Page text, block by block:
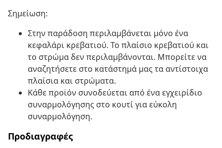
Σημείωση:
Στην παράδοση περιλαμβάνεται μόνο ένα
κεφαλάρι κρεβατιού. Το πλαίσιο κρεβατιού και
το στρώμα δεν περιλαμβάνονται. Μπορείτε να
αναζητήσετε στο κατάστημά μας τα αντίστοιχα
πλαίσια και στρώματα.
Κάθε προϊόν συνοδεύεται από ένα εγχειρίδιο
συναρμολόγησης στο κουτί για εύκολη
συναρμολόγηση.
Προδιαγραφές